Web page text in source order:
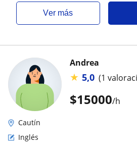
ver más
$15000/h
Andrea
★ 5,0 (1
Cautín
Inglés